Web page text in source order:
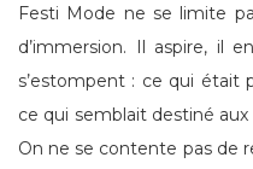
Festi Mode ne se limite
d’immersion. Il aspire, il
s’estompent : ce qui était
ce qui semblait destiné
On ne se contente pas de